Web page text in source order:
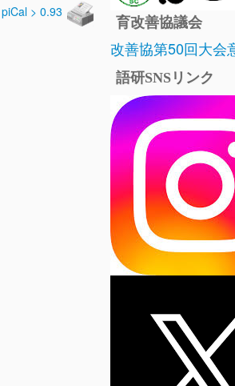
piCal > 0.93
育改善協議会
改善協第50回大会
語研SNSリンク